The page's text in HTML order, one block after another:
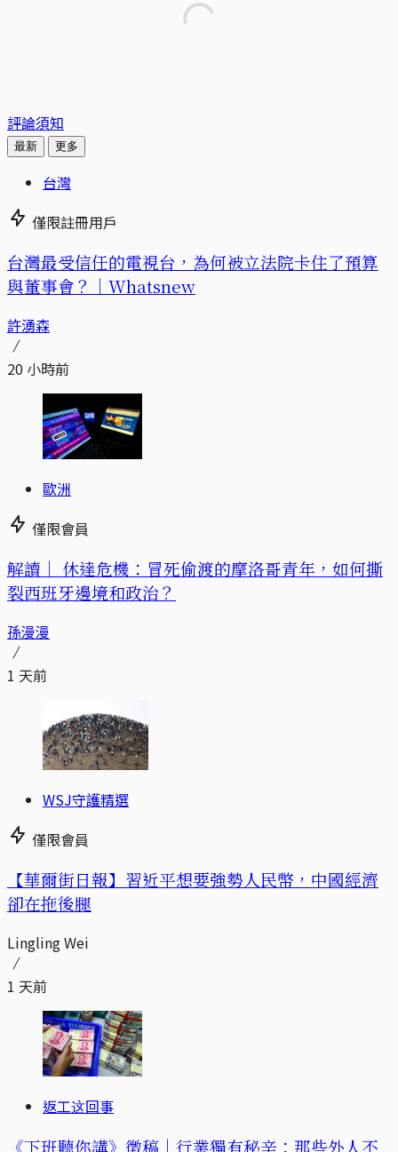
評論須知
最新 更多
台灣
僅限註冊用戶
台灣最受信任的電視台，為何被立法院卡住了預算
與董事會？｜Whatsnew
許湧森
20 小時前
歐洲
僅限會員
解讀｜ 休達危機：冒死偷渡的摩洛哥青年，如何撕
裂西班牙邊境和政治？
孫漫漫
1 天前
WSJ守護精選
僅限會員
【華爾街日報】習近平想要強勢人民幣，中國經濟
卻在拖後腿
Lingling Wei
1 天前
返工这回事
《下班聽你講》徵稿｜行業獨有秘辛：那些外人不